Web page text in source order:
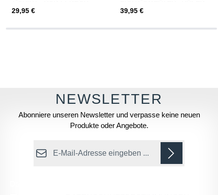
Regulärer Preis:
29,95 €
Regulärer Preis:
39,95 €
Abonniere unseren Newsletter und verpasse keine neuen
Produkte oder Angebote.
E-Mail-Adresse*